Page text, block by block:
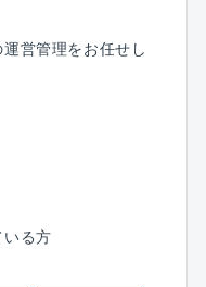
営管理をお任せし
管理組合の運営マネ
管理組合理事会/総
/解約、保険契約管
る方